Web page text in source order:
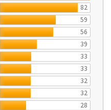
82
59
56
39
33
33
32
32
28